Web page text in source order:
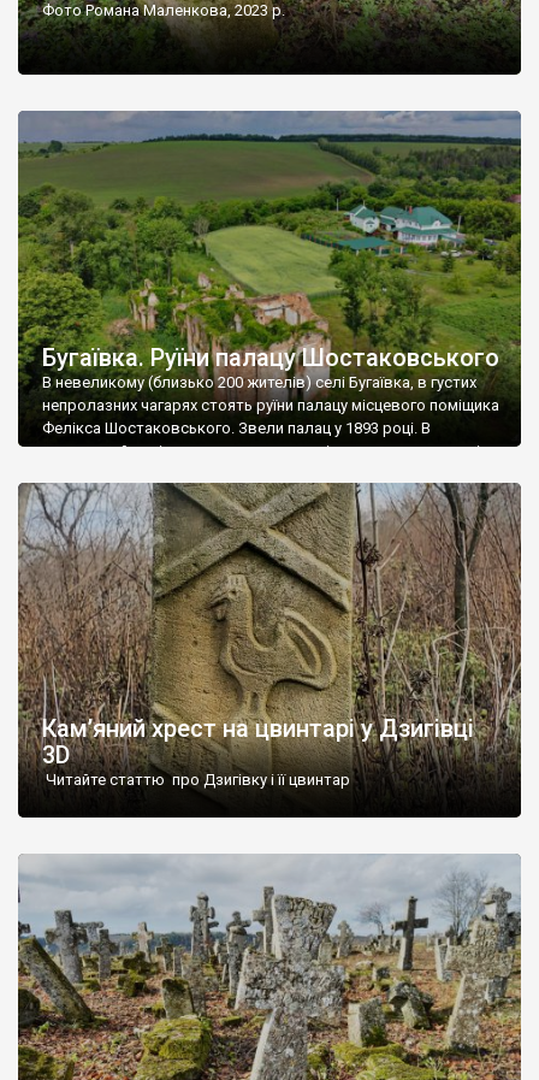
Фото Романа Маленкова, 2023 р.
Бугаївка. Руїни палацу Шостаковського
В невеликому (близько 200 жителів) селі Бугаївка, в густих
непролазних чагарях стоять руїни палацу місцевого поміщика
Фелікса Шостаковського. Звели палац у 1893 році. В
радянський період у ньому спочатку містилася школа, потім
століття тут розмістили туберкульозну лікарню. Коли із
палацу виїхала лікарня – ми точно не […]
Кам’яний хрест на цвинтарі у Дзигівці
3D
Читайте статтю про Дзигівку і її цвинтар